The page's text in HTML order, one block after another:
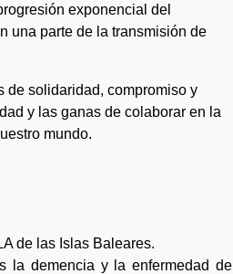
ón exponencial del
n una parte de la transmisión de
de solidaridad, compromiso y
y las ganas de colaborar en la
mundo.
de las Islas Baleares.
la demencia y la enfermedad de